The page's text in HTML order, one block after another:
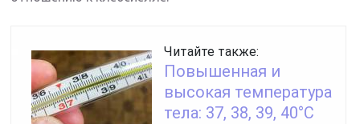
Читайте также:
Повышенная и
высокая температура
тела: 37, 38, 39, 40°С